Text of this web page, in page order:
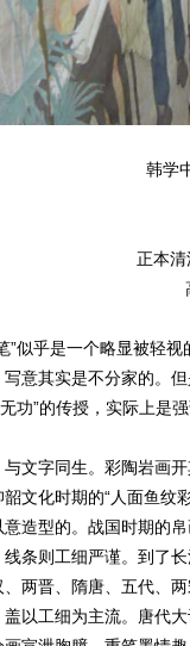
韩学
正本清
乎是一个略显被轻视
意其实是不分家的。
功”的传授，实际上是
字同生。彩陶岩画开
文化时期的“人面鱼纹
造型的。战国时期的
条则工细严谨。到了
两晋、隋唐、五代、
以工细为主流。唐代